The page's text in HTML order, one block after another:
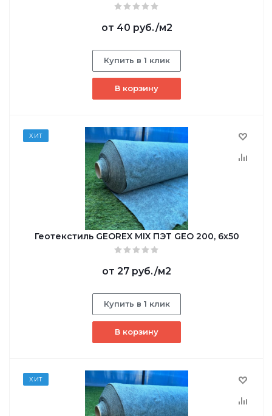
от 40 руб./м2
Купить в 1 клик
В корзину
ХИТ
Геотекстиль GEОREX MIX ПЭТ GEO 200, 6х50
от 27 руб./м2
Купить в 1 клик
В корзину
ХИТ